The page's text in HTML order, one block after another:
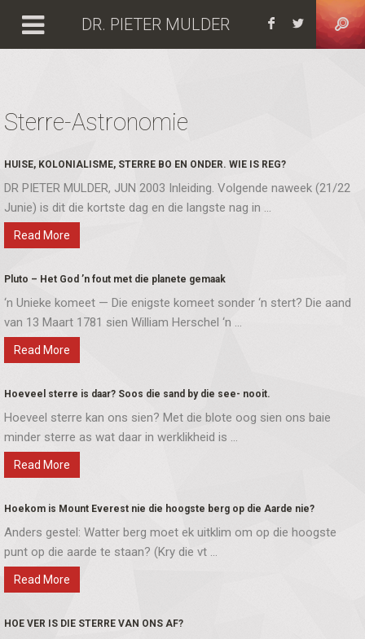
DR. PIETER MULDER Facebook
Sterre-Astronomie
HUISE, KOLONIALISME, STERRE BO EN ONDER. WIE IS REG?
DR PIETER MULDER, JUN 2003 Inleiding. Volgende naweek (21/22
Junie) is dit die kortste dag en die langste nag in ...
Read More
Pluto – Het God ’n fout met die planete gemaak
‘n Unieke komeet — Die enigste komeet sonder ‘n stert? Die aand
van 13 Maart 1781 sien William Herschel ‘n ...
Read More
Hoeveel sterre is daar? Soos die sand by die see- nooit.
Hoeveel sterre kan ons sien? Met die blote oog sien ons baie
minder sterre as wat daar in werklikheid is ...
Read More
Hoekom is Mount Everest nie die hoogste berg op die Aarde nie?
Anders gestel: Watter berg moet ek uitklim om op die hoogste
punt op die aarde te staan? (Kry die vt ...
Read More
HOE VER IS DIE STERRE VAN ONS AF?